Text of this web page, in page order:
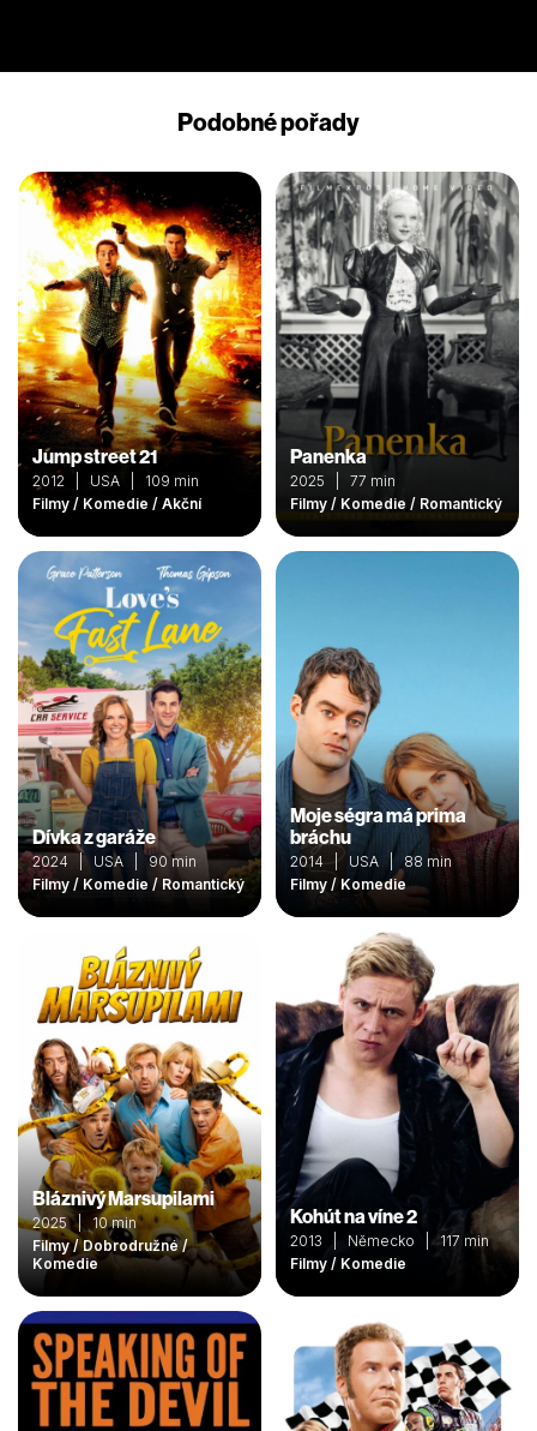
Podobné pořady
Jump street 21
2012 | USA | 109 min
Filmy / Komedie / Akční
Panenka
2025 | 77 min
Filmy / Komedie / Romantický
Dívka z garáže
2024 | USA | 90 min
Filmy / Komedie / Romantický
Moje ségra má prima
bráchu
2014 | USA | 88 min
Filmy / Komedie
Bláznivý Marsupilami
2025 | 10 min
Filmy / Dobrodružné /
Komedie
Kohút na víne 2
2013 | Německo | 117 min
Filmy / Komedie